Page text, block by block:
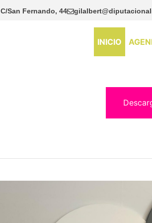
C/San Fernando, 44
INICIO